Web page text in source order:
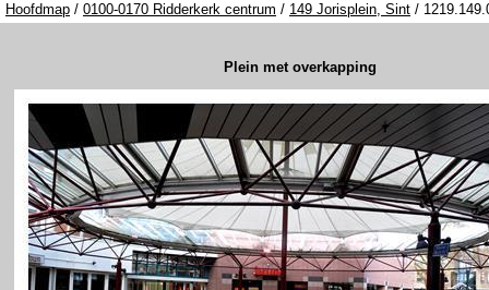
Hoofdmap / 0100-0170 Ridderkerk centrum / 149 Jorisplein, Sint /
Plein met overkapping